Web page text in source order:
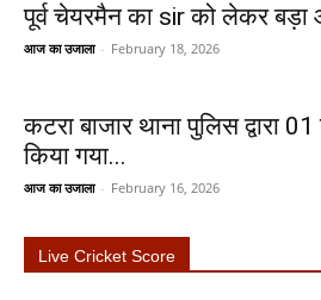
पूर्व चेयरमैन का sir को लेकर बड़ा
आज का उजाला - February 18, 2026
कटरा बाजार थाना पुलिस द्वारा
किया गया...
आज का उजाला - February 16, 2026
Live Cricket Score